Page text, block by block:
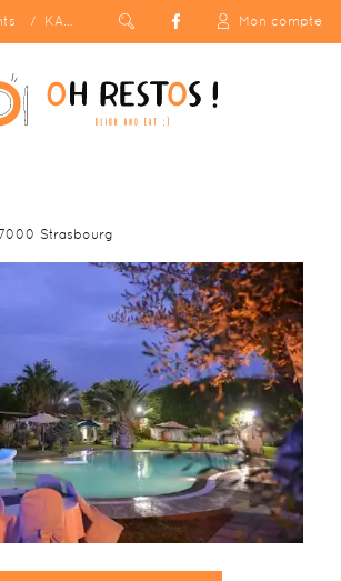
KAMY Mon compte
Strasbourg